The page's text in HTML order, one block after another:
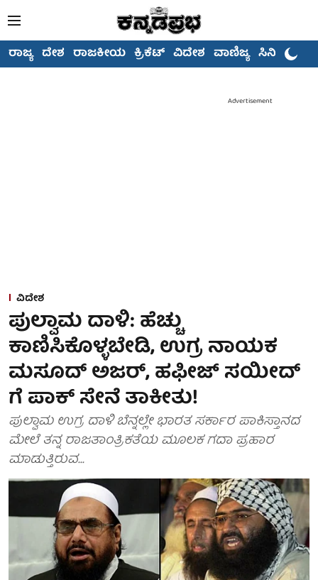
ರಾಜ್ಯ ದೇಶ ರಾಜಕೀಯ ಕ್ರಿಕೆಟ್ ವಿದೇಶ ವಾಣಿಜ್ಯ ಸಿನಿಮಾ
Advertisement
ವಿದೇಶ
ಪುಲ್ವಾಮ ದಾಳಿ: ಹೆಚ್ಚು
ಕಾಣಿಸಿಕೊಳ್ಳಬೇಡಿ, ಉಗ್ರ ನಾಯಕ
ಮಸೂದ್ ಅಜರ್, ಹಫೀಜ್ ಸಯೀದ್
ಗೆ ಪಾಕ್ ಸೇನೆ ತಾಕೀತು!
ಪುಲ್ವಾಮ ಉಗ್ರ ದಾಳಿ ಬೆನ್ನಲ್ಲೇ ಭಾರತ ಸರ್ಕಾರ ಪಾಕಿಸ್ತಾನದ
ಮೇಲೆ ತನ್ನ ರಾಜತಾಂತ್ರಿಕತೆಯ ಮೂಲಕ ಗದಾ ಪ್ರಹಾರ
ಮಾಡುತ್ತಿರುವ...